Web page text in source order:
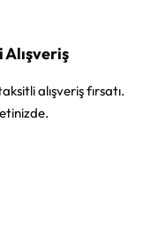
Alışveriş
alışveriş fırsatı.